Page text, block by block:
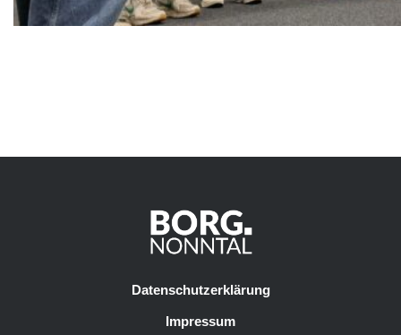
Datenschutzerklärung
Impressum